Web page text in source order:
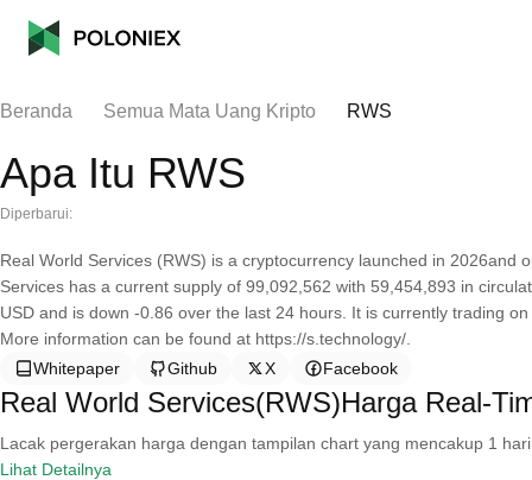
Beranda Semua Mata Uang Kripto RWS
Apa Itu RWS
Diperbarui:
Real World Services (RWS) is a cryptocurrency launched in 2026and
Services has a current supply of 99,092,562 with 59,454,893 in
USD and is down -0.86 over the last 24 hours. It is currently trading
More information can be found at https://s.technology/.
Whitepaper
Github X Facebook
Real World Services(RWS)Harga Real-
Lacak pergerakan harga dengan tampilan chart yang mencakup 1
Lihat Detailnya